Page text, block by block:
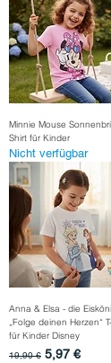
Minnie Mouse
Shirt für Kinder
Nicht verfügbar
Anna & Elsa - die
„Folge deinen Herzen“
für Kinder Disney
Standardpreis
19,90 € Sale-Preis
5,97 €